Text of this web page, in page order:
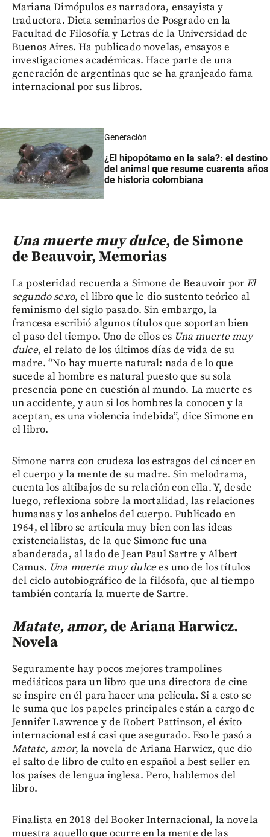
Mariana Dimópulos es narradora, ensayista y
traductora. Dicta seminarios de Posgrado en la
Facultad de Filosofía y Letras de la Universidad de
Buenos Aires. Ha publicado novelas, ensayos e
investigaciones académicas. Hace parte de una
generación de argentinas que se ha granjeado fama
internacional por sus libros.
Generación
¿El hipopótamo en la sala?: el destino
del animal que resume cuarenta años
de historia colombiana
Una muerte muy dulce, de Simone
de Beauvoir, Memorias
La posteridad recuerda a Simone de Beauvoir porEl
segundo sexo, el libro que le dio sustento teórico al
feminismo del siglo pasado. Sin embargo, la
francesa escribió algunos títulos que soportan bien
el paso del tiempo. Uno de ellos es Una muerte muy
dulce, el relato de los últimos días de vida de su
madre. “No hay muerte natural: nada de lo que
sucede al hombre es natural puesto que su sola
presencia pone en cuestión al mundo. La muerte es
un accidente, y aun si los hombres la conocen y la
aceptan, es una violencia indebida”, dice Simone en
el libro.
Simone narra con crudeza los estragos del cáncer en
el cuerpo y la mente de su madre. Sin melodrama,
cuenta los altibajos de su relación con ella. Y, desde
luego, reflexiona sobre la mortalidad, las relaciones
humanas y los anhelos del cuerpo. Publicado en
1964, el libro se articula muy bien con las ideas
existencialistas, de la que Simone fue una
abanderada, al lado de Jean Paul Sartre y Albert
Camus. Una muerte muy dulcees uno de los títulos
del ciclo autobiográfico de la filósofa, que al tiempo
también contaría la muerte de Sartre.
Matate, amor, de Ariana Harwicz.
Novela
Seguramente hay pocos mejores trampolines
mediáticos para un libro que una directora de cine
se inspire en él para hacer una película. Si a esto se
le suma que los papeles principales están a cargo de
Jennifer Lawrence y de Robert Pattinson, el éxito
internacional está casi que asegurado. Eso le pasó a
Matate, amor, la novela de Ariana Harwicz, que dio
el salto de libro de culto en español a best seller en
los países de lengua inglesa. Pero, hablemos del
libro.
Finalista en 2018 del Booker Internacional, la novela
muestra aquello que ocurre en la mente de las